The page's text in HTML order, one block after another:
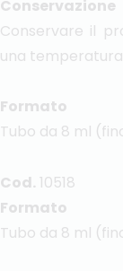
Conservazione
Conservare il
una temperatura
Formato
Tubo da 8 ml
Cod. 10518
Formato
Tubo da 8 ml